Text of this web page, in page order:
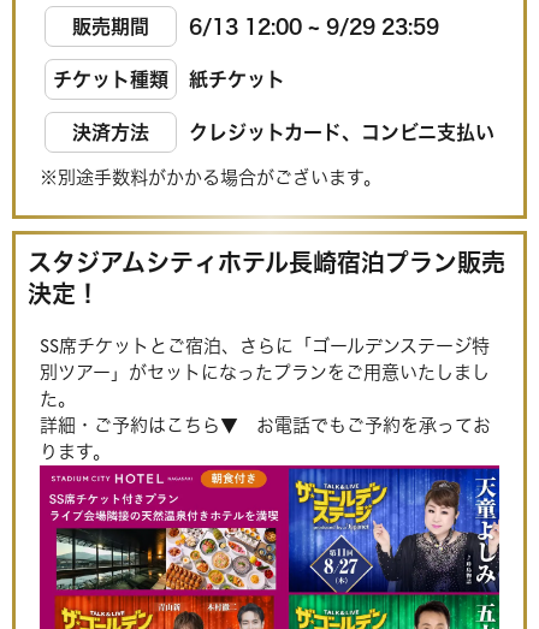
販売期間 6/13 12:00 ~ 9/29 23:59
チケット種類 紙チケット
決済方法 クレジットカード、コンビニ支払い
※別途手数料がかかる場合がございます。
スタジアムシティホテル長崎宿泊プラン販売
決定！
SS席チケットとご宿泊、さらに「ゴールデンステージ特
別ツアー」がセットになったプランをご用意いたしまし
た。
詳細・ご予約はこちら▼ お電話でもご予約を承ってお
ります。